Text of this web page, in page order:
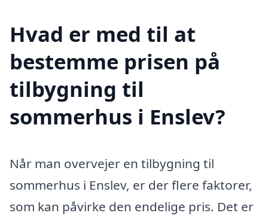
Hvad er med til at
bestemme prisen på
tilbygning til
sommerhus i Enslev?
Når man overvejer en tilbygning til
sommerhus i Enslev, er der flere faktorer,
som kan påvirke den endelige pris. Det er